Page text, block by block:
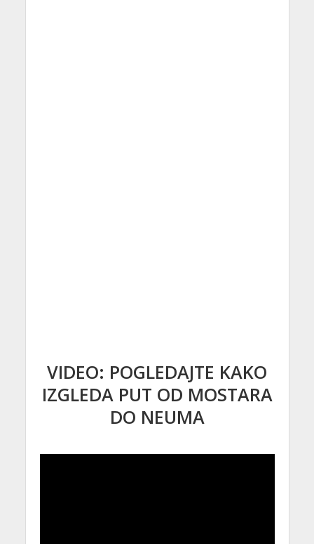
VIDEO: POGLEDAJTE KAKO
IZGLEDA PUT OD MOSTARA
DO NEUMA